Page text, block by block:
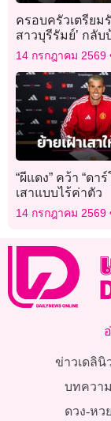
ครอบครัวเตรียม
สาวบุรีรัมย์’ กลับ
เผยลางบอกเหตุ
14 กรกฎาคม 2569
“ผีแดง” คว้า “ดาร์
เสาแบบไร้ค่าตัว
14 กรกฎาคม 2569
ข่าวเดลินิ
บทความ
ดวง-หวย